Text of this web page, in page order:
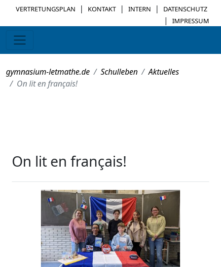
VERTRETUNGSPLAN | KONTAKT | INTERN | DATENSCHUTZ
| IMPRESSUM
gymnasium-letmathe.de Schulleben
Aktuelles
On lit en français!
On lit en français!